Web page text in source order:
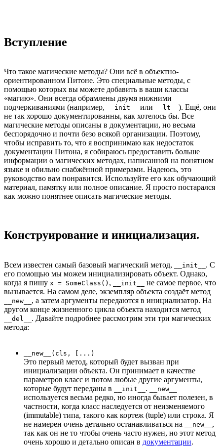
Вступление
Что такое магические методы? Они всё в объектно-
ориентированном Питоне. Это специальные методы, с
помощью которых вы можете добавить в ваши классы
«магию». Они всегда обрамлены двумя нижними
подчеркиваниями (например,
__init__ или __lt__ ). Ещё, они
не так хорошо документированны, как хотелось бы. Все
магические методы описаны в документации, но весьма
беспорядочно и почти безо всякой организации. Поэтому,
чтобы исправить то, что я воспринимаю как недостаток
документации Питона, я собираюсь предоставить больше
информации о магических методах, написанной на понятном
языке и обильно снабжённой примерами. Надеюсь, это
руководство вам понравится. Используйте его как обучающий
материал, памятку или полное описание. Я просто постарался
как можно понятнее описать магические методы.
Конструирование и инициализация.
Всем известен самый базовый магический метод, __init__ . С
его помощью мы можем инициализировать объект. Однако,
когда я пишу x = SomeClass() , __init__
не самое первое, что
вызывается. На самом деле, экземпляр объекта создаёт метод
__new__ , а затем аргументы передаются в инициализатор. На
другом конце жизненного цикла объекта находится метод
__del__ . Давайте подробнее рассмотрим эти три магических
метода:
__new__(cls, [...)
Это первый метод, который будет вызван при
инициализации объекта. Он принимает в качестве
параметров класс и потом любые другие аргументы,
которые будут переданы в
__init__ . __new__
используется весьма редко, но иногда бывает полезен, в
частности, когда класс наследуется от неизменяемого
(immutable) типа, такого как кортеж (tuple) или строка. Я
не намерен очень детально останавливаться на
__new__ ,
так как он не то чтобы очень часто нужен, но этот метод
очень хорошо и детально описан в документации.